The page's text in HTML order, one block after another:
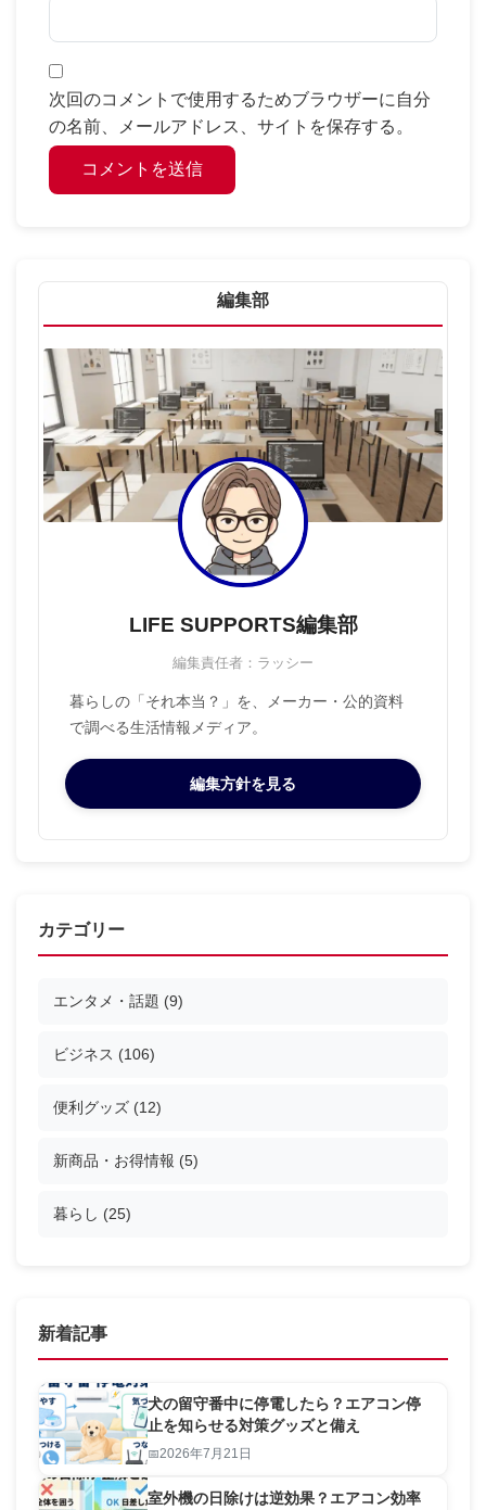
次回のコメントで使用するためブラウザーに自分
の名前、メールアドレス、サイトを保存する。
編集部
LIFE SUPPORTS編集部
編集責任者：ラッシー
暮らしの「それ本当？」を、メーカー・公的資料
で調べる生活情報メディア。
編集方針を見る
カテゴリー
エンタメ・話題 (9)
ビジネス (106)
便利グッズ (12)
新商品・お得情報 (5)
暮らし (25)
新着記事
犬の留守番中に停電したら？エアコン停
止を知らせる対策グッズと備え
2026年7月21日
室外機の日除けは逆効果？エアコン効率